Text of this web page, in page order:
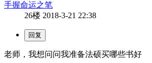
手握命运之笔
26楼 2018-3-21 22:38
老师，我想问问我准备法硕买哪些书好